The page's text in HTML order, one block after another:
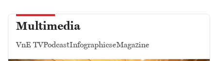
Multimedia
VnE TVPodcastInfographicseMagazine